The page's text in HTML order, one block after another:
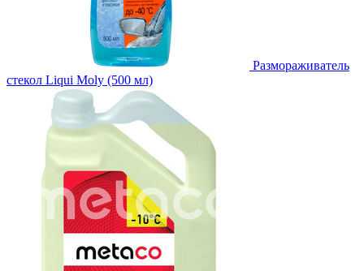
Размораживатель
стекол Liqui Moly (500 мл)